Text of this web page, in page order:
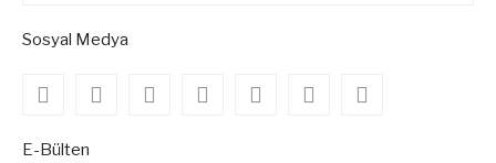
Sosyal Medya
E-Bülten